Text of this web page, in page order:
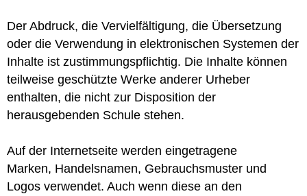
Der Abdruck, die Vervielfältigung, die Übersetzung
oder die Verwendung in elektronischen Systemen der
Inhalte ist zustimmungspflichtig. Die Inhalte können
teilweise geschützte Werke anderer Urheber
enthalten, die nicht zur Disposition der
herausgebenden Schule stehen.
Auf der Internetseite werden eingetragene
Marken, Handelsnamen, Gebrauchsmuster und
Logos verwendet. Auch wenn diese an den